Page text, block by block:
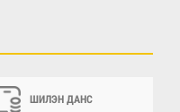
ШИЛЭН ДАНС